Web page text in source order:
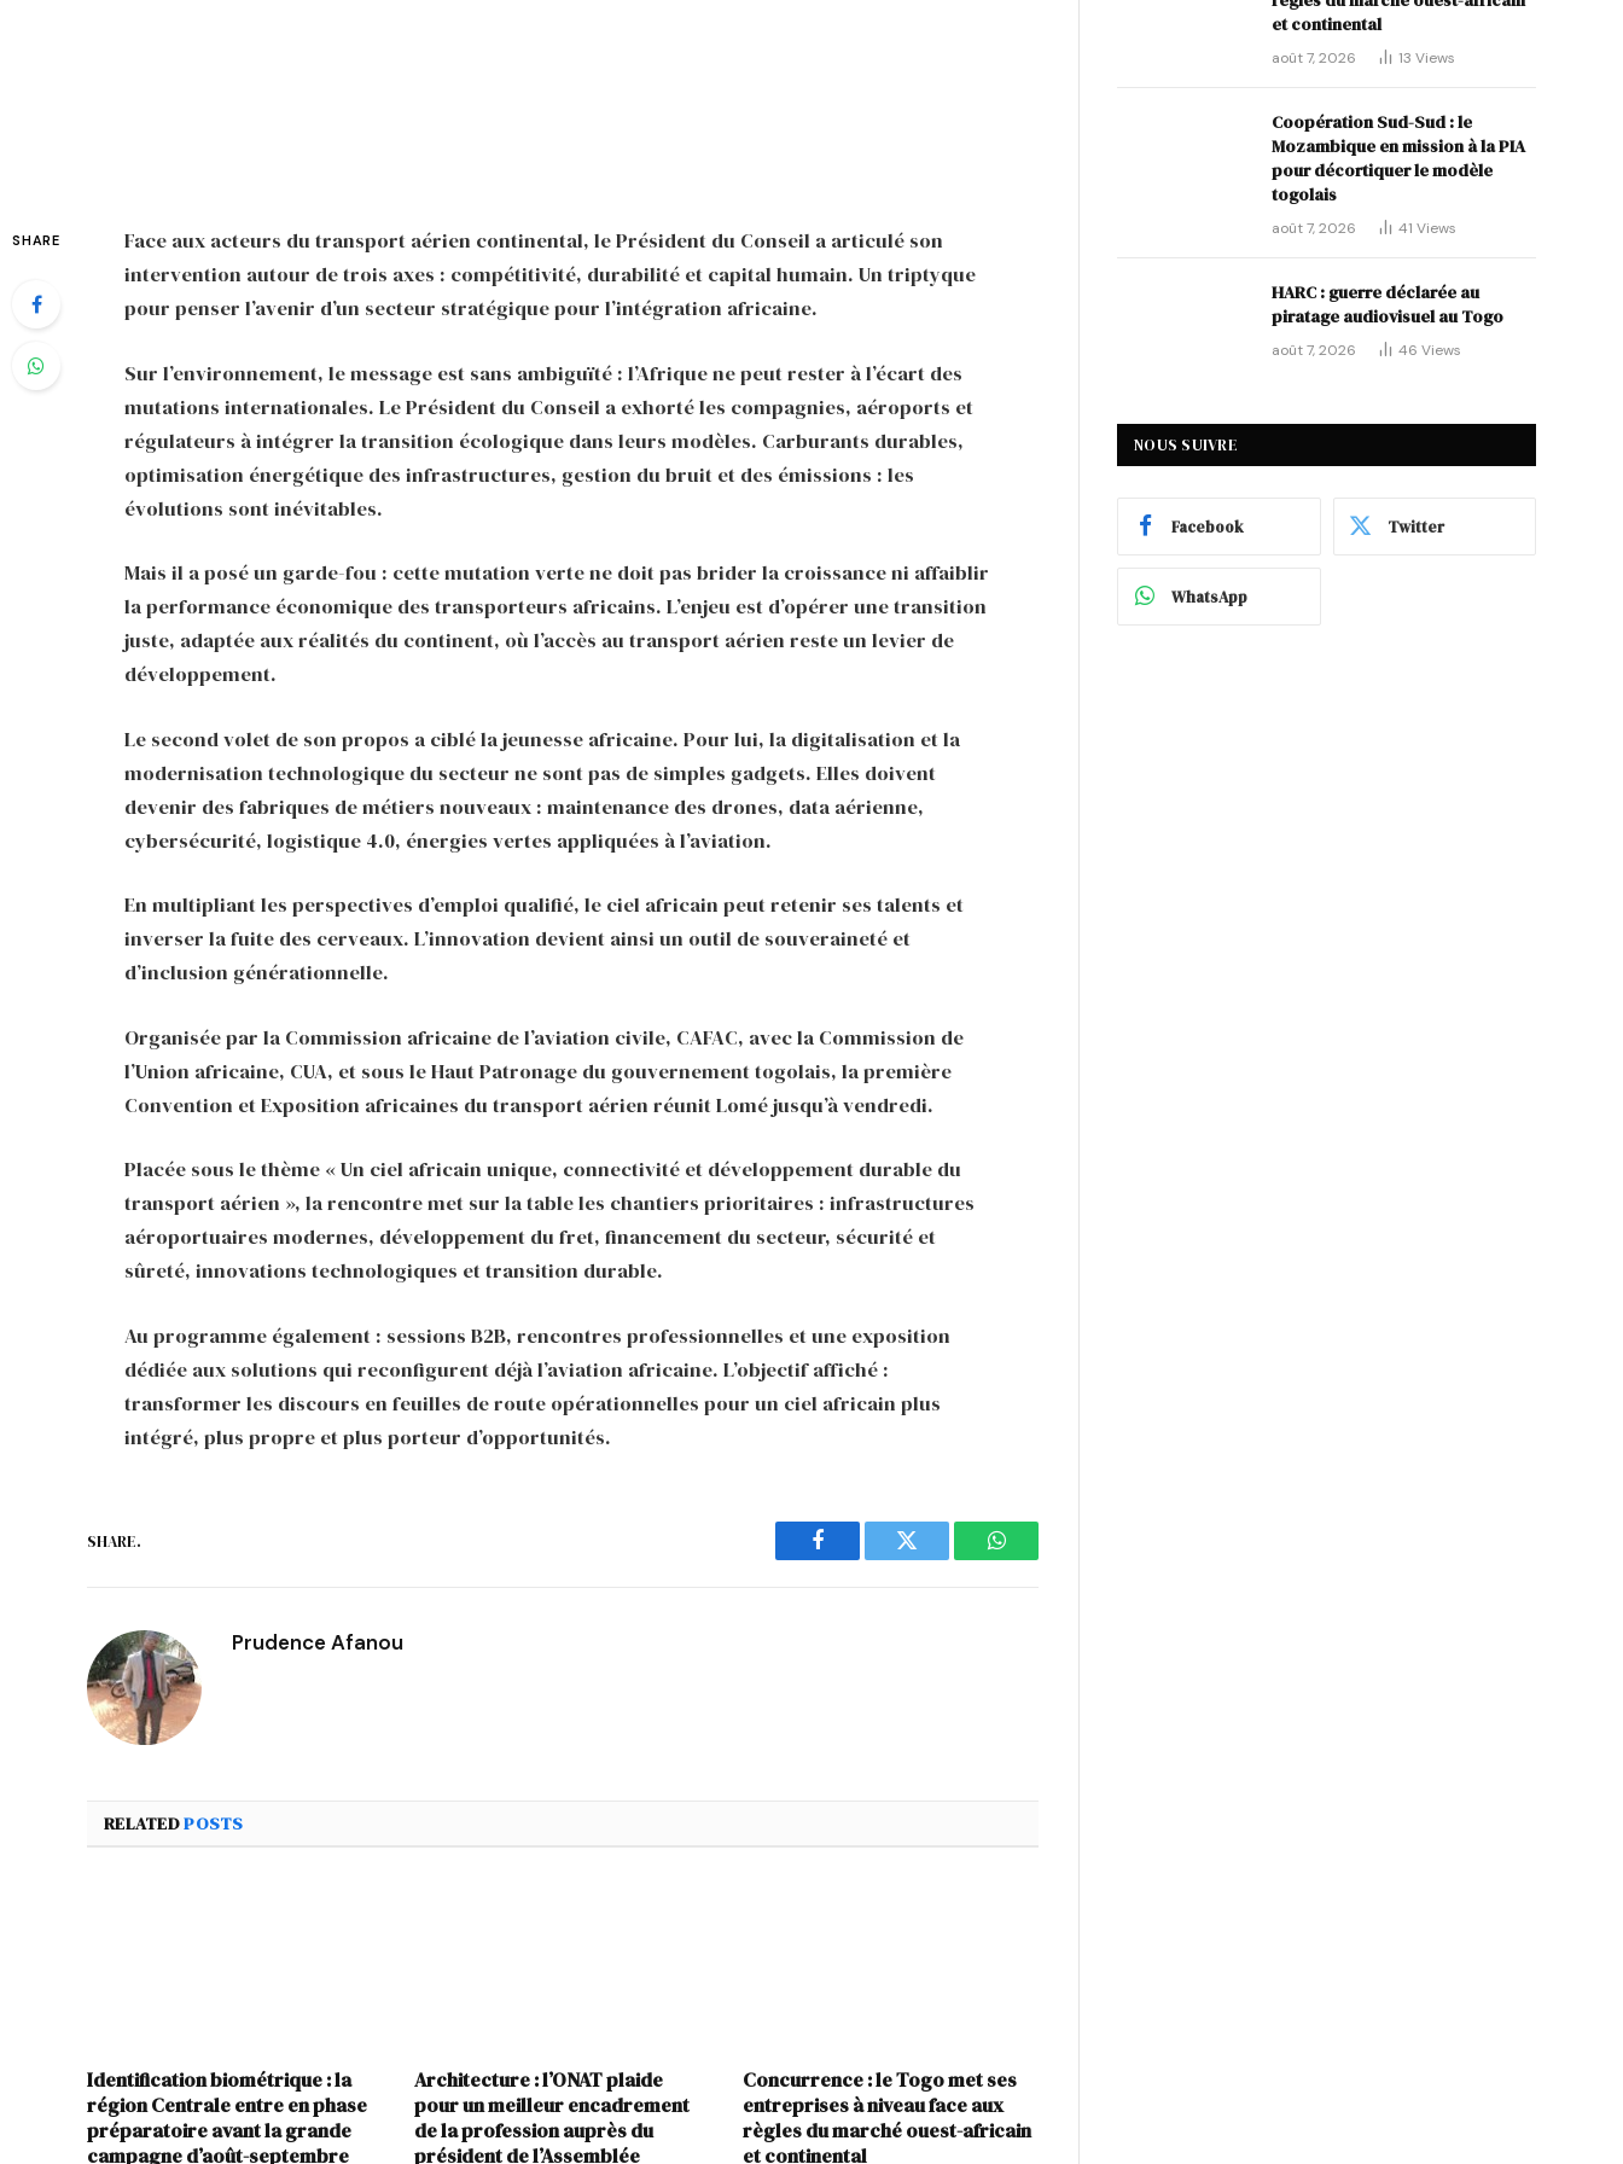
SHARE
Face aux acteurs du transport aérien continental, le Président du Conseil a articulé son
intervention autour de trois axes : compétitivité, durabilité et capital humain. Un triptyque
pour penser l’avenir d’un secteur stratégique pour l’intégration africaine.
Sur l’environnement, le message est sans ambiguïté : l’Afrique ne peut rester à l’écart des
mutations internationales. Le Président du Conseil a exhorté les compagnies, aéroports et
régulateurs à intégrer la transition écologique dans leurs modèles. Carburants durables,
optimisation énergétique des infrastructures, gestion du bruit et des émissions : les
évolutions sont inévitables.
Mais il a posé un garde-fou : cette mutation verte ne doit pas brider la croissance ni affaiblir
la performance économique des transporteurs africains. L’enjeu est d’opérer une transition
juste, adaptée aux réalités du continent, où l’accès au transport aérien reste un levier de
développement.
Le second volet de son propos a ciblé la jeunesse africaine. Pour lui, la digitalisation et la
modernisation technologique du secteur ne sont pas de simples gadgets. Elles doivent
devenir des fabriques de métiers nouveaux : maintenance des drones, data aérienne,
cybersécurité, logistique 4.0, énergies vertes appliquées à l’aviation.
En multipliant les perspectives d’emploi qualifié, le ciel africain peut retenir ses talents et
inverser la fuite des cerveaux. L’innovation devient ainsi un outil de souveraineté et
d’inclusion générationnelle.
Organisée par la Commission africaine de l’aviation civile, CAFAC, avec la Commission de
l’Union africaine, CUA, et sous le Haut Patronage du gouvernement togolais, la première
Convention et Exposition africaines du transport aérien réunit Lomé jusqu’à vendredi.
Placée sous le thème « Un ciel africain unique, connectivité et développement durable du
transport aérien », la rencontre met sur la table les chantiers prioritaires : infrastructures
aéroportuaires modernes, développement du fret, financement du secteur, sécurité et
sûreté, innovations technologiques et transition durable.
Au programme également : sessions B2B, rencontres professionnelles et une exposition
dédiée aux solutions qui reconfigurent déjà l’aviation africaine. L’objectif affiché :
transformer les discours en feuilles de route opérationnelles pour un ciel africain plus
intégré, plus propre et plus porteur d’opportunités.
SHARE.
Facebook Twitter WhatsApp
Prudence Afanou
RELATEDPOSTS
Identification biométrique : la
région Centrale entre en phase
préparatoire avant la grande
campagne d’août-septembre
Architecture : l’ONAT plaide
pour un meilleur encadrement
de la profession auprès du
président de l’Assemblée
Concurrence : le Togo met ses
entreprises à niveau face aux
règles du marché ouest-africain
et continental
et continental
août 7, 2026 13 Views
Coopération Sud-Sud : le
Mozambique en mission à la PIA
pour décortiquer le modèle
togolais
août 7, 2026 41 Views
HARC : guerre déclarée au
piratage audiovisuel au Togo
août 7, 2026 46 Views
NOUS SUIVRE
Facebook Twitter
WhatsApp